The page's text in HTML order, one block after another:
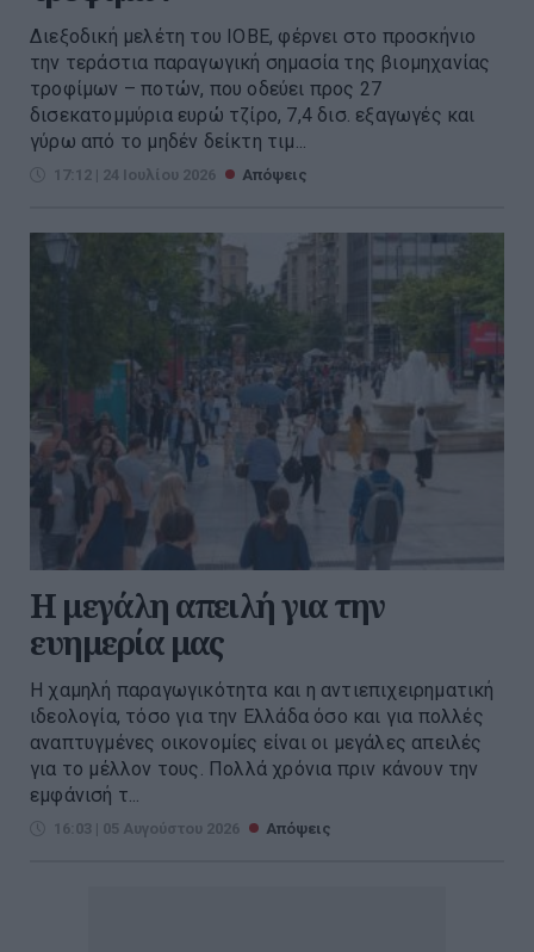
Διεξοδική μελέτη του ΙΟΒΕ, φέρνει στο προσκήνιο
την τεράστια παραγωγική σημασία της βιομηχανίας
τροφίμων – ποτών, που οδεύει προς 27
δισεκατομμύρια ευρώ τζίρο, 7,4 δισ. εξαγωγές και
γύρω από το μηδέν δείκτη τιμ...
17:12 | 24 Ιουλίου 2026 Απόψεις
Η μεγάλη απειλή για την
ευημερία μας
Η χαμηλή παραγωγικότητα και η αντιεπιχειρηματική
ιδεολογία, τόσο για την Ελλάδα όσο και για πολλές
αναπτυγμένες οικονομίες είναι οι μεγάλες απειλές
για το μέλλον τους. Πολλά χρόνια πριν κάνουν την
εμφάνισή τ...
16:03 | 05 Αυγούστου 2026 Απόψεις